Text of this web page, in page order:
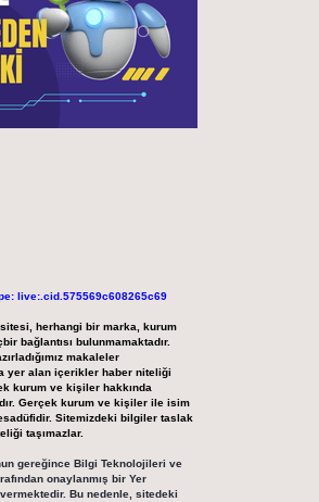
live:.cid.575569c608265c69
herhangi bir marka, kurum
bağlantısı bulunmamaktadır.
makaleler
yer alan içerikler haber niteliği
kurum ve kişiler hakkında
Gerçek kurum ve kişiler ile isim
Sitemizdeki bilgiler taslak
taşımazlar.
gereğince Bilgi Teknolojileri ve
onaylanmış bir Yer
Bu nedenle, sitedeki